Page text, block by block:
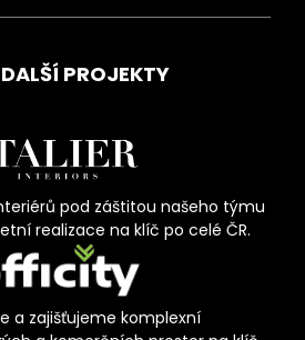
PROJEKTY
pod záštitou našeho týmu
realizace na klíč po celé ČR.
a zajišťujeme komplexní